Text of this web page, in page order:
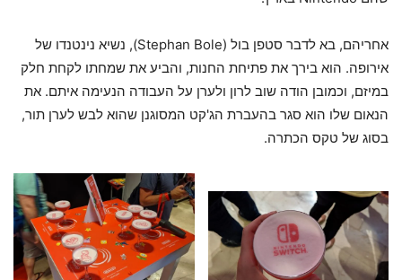
אחריהם, בא לדבר סטפן בול (Stephan Bole), נשיא נינטנדו של
אירופה. הוא בירך את פתיחת החנות, והביע את שמחתו לקחת חלק
במיזם, וכמובן הודה שוב לרון ולערן על העבודה הנעימה איתם. את
הנאום שלו הוא סגר בהעברת הג'קט המסוגנן שהוא לבש לערן תור,
בסוג של טקס הכתרה.